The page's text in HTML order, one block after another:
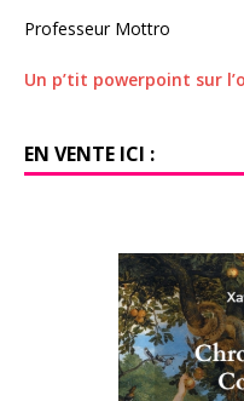
Professeur Mottro
Un p’tit powerpoint sur
EN VENTE ICI :